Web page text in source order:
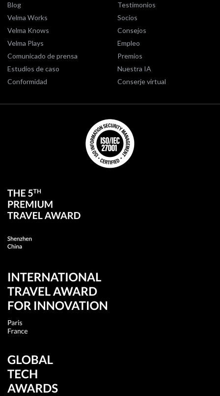
Blog
Velma Works
Velma Knows
Velma Plays
Comunicado de prensa
Estudios de caso
Conformidad
Testimonios
Socios
Consejos
Empleo
Premios
Nuestra IA
Conserje virtual